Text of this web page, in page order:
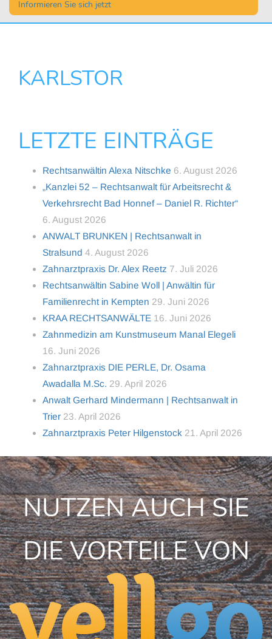
Informieren Sie sich jetzt
KARLSTOR
LETZTE EINTRÄGE
Rechtsanwältin Alexa Nitschke 6. August 2026
„Kanzlei 52 – Rechtsanwalt für Arbeitsrecht &
Verkehrsrecht Bad Honnef – Daniel R. Richter“
6. August 2026
ANWALT BRUNKEN | Rechtsanwalt in
Stralsund 4. August 2026
Zahnarztpraxis Dr. Alex Reetz 7. Juli 2026
Rechtsanwältin Sabine Woll | Anwältin für
Familienrecht in Kempten 29. Juni 2026
KRAA RECHTSANWÄLTE 16. Juni 2026
Zahnmedizin am Kunstmuseum Manal Elegeli
16. Juni 2026
Zahnarztpraxis DIE PERLE, Dr. Osama
Awadalla M.Sc. 29. April 2026
Anwalt Gerhard Mindermann | Rechtsanwalt in
Trier 23. April 2026
Zahnarztpraxis Peter Hilgenstock 21. April 2026
NUTZEN AUCH SIE
DIE VORTEILE VON